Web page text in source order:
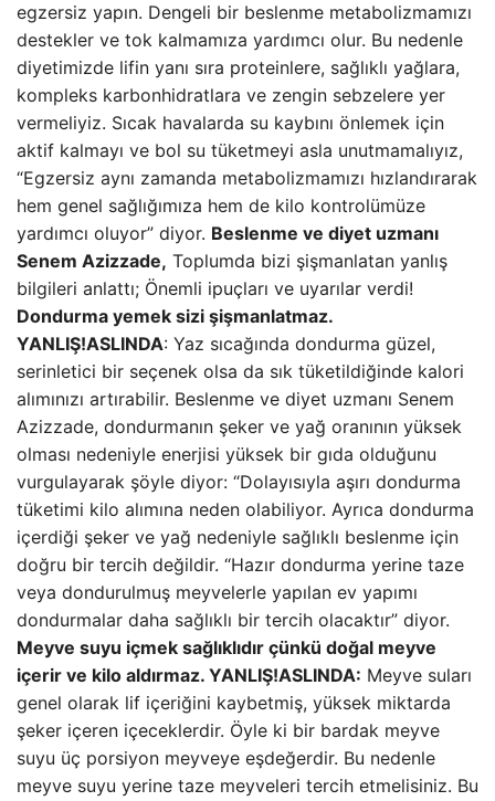
egzersiz yapın. Dengeli bir beslenme metabolizmamızı
destekler ve tok kalmamıza yardımcı olur. Bu nedenle
diyetimizde lifin yanı sıra proteinlere, sağlıklı yağlara,
kompleks karbonhidratlara ve zengin sebzelere yer
vermeliyiz. Sıcak havalarda su kaybını önlemek için
aktif kalmayı ve bol su tüketmeyi asla unutmamalıyız,
“Egzersiz aynı zamanda metabolizmamızı hızlandırarak
hem genel sağlığımıza hem de kilo kontrolümüze
yardımcı oluyor” diyor. Beslenme ve diyet uzmanı
Senem Azizzade, Toplumda bizi şişmanlatan yanlış
bilgileri anlattı; Önemli ipuçları ve uyarılar verdi!
Dondurma yemek sizi şişmanlatmaz.
YANLIŞ!ASLINDA: Yaz sıcağında dondurma güzel,
serinletici bir seçenek olsa da sık tüketildiğinde kalori
alımınızı artırabilir. Beslenme ve diyet uzmanı Senem
Azizzade, dondurmanın şeker ve yağ oranının yüksek
olması nedeniyle enerjisi yüksek bir gıda olduğunu
vurgulayarak şöyle diyor: “Dolayısıyla aşırı dondurma
tüketimi kilo alımına neden olabiliyor. Ayrıca dondurma
içerdiği şeker ve yağ nedeniyle sağlıklı beslenme için
doğru bir tercih değildir. “Hazır dondurma yerine taze
veya dondurulmuş meyvelerle yapılan ev yapımı
dondurmalar daha sağlıklı bir tercih olacaktır” diyor.
Meyve suyu içmek sağlıklıdır çünkü doğal meyve
içerir ve kilo aldırmaz. YANLIŞ!ASLINDA: Meyve suları
genel olarak lif içeriğini kaybetmiş, yüksek miktarda
şeker içeren içeceklerdir. Öyle ki bir bardak meyve
suyu üç porsiyon meyveye eşdeğerdir. Bu nedenle
meyve suyu yerine taze meyveleri tercih etmelisiniz. Bu